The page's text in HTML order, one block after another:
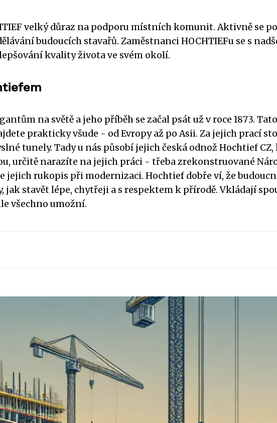
velký důraz na podporu místních komunit. Aktivně se
budoucích stavařů. Zaměstnanci HOCHTIEFu se s
kvality života ve svém okolí.
na světě a jeho příběh se začal psát už v roce 1873.
prakticky všude - od Evropy až po Asii. Za jejich prací
tunely. Tady u nás působí jejich česká odnož Hochtief
určitě narazíte na jejich práci - třeba zrekonstruované
jejich rukopis při modernizaci. Hochtief dobře ví, že
jak stavět lépe, chytřeji a s respektem k přírodě. Vkládají
všechno umožní.